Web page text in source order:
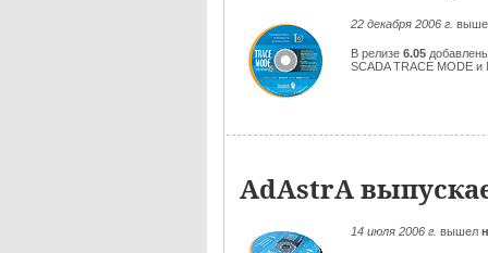
22 декабря 2006 г.
В релизе 6.05
SCADA TRACE MODE
AdAstrA
14 июля 2006 г. вышел